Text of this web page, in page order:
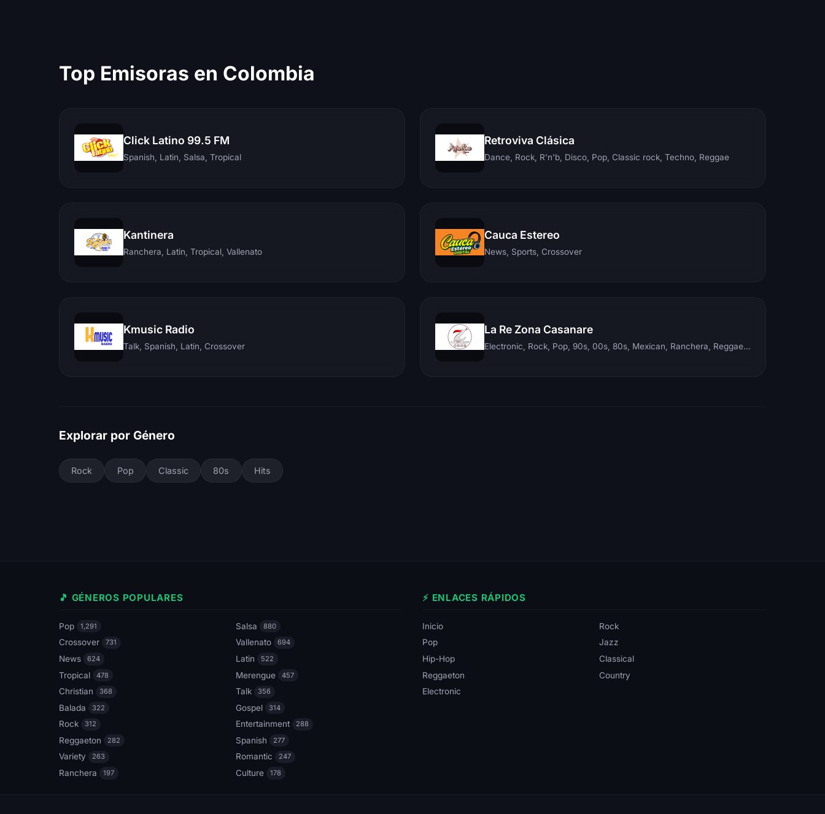
Top Emisoras en Colombia
Click Latino 99.5 FM
Spanish, Latin, Salsa, Tropical
Retroviva Clásica
Dance, Rock, R'n'b, Disco, Pop, Classic rock, Techno, Reggae
Kantinera
Ranchera, Latin, Tropical, Vallenato
Cauca Estereo
News, Sports, Crossover
Kmusic Radio
Talk, Spanish, Latin, Crossover
La Re Zona Casanare
Electronic, Rock, Pop, 90s, 00s, 80s, Mexican, Ranchera, Reggaeton, Instrumental, Salsa, Merengue, Tropical, Romantic, Vallenato, Llanera
Explorar por Género
Rock Pop Classic 80s Hits
🎵 GÉNEROS POPULARES
Pop 1,291 Salsa 880
Crossover 731 Vallenato 694
News 624 Latin 522
Tropical 478 Merengue 457
Christian 368 Talk 356
Balada 322 Gospel 314
Rock 312 Entertainment 288
Reggaeton 282 Spanish 277
Variety 263 Romantic 247
Ranchera 197 Culture 178
⚡ ENLACES RÁPIDOS
Inicio
Rock
Pop
Jazz
Hip-Hop
Classical
Reggaeton
Country
Electronic